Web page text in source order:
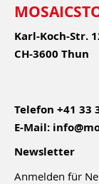
Karl-Koch-Str.
CH-3600 Thun
Telefon +41 33
E-Mail:
Newsletter
Anmelden für